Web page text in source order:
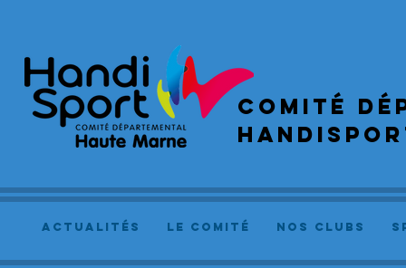
COMIté
actualités le comité NOS CLUBS